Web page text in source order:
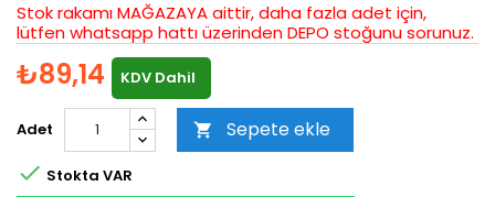
Stok rakamı MAĞAZAYA aittir, daha fazla adet için,
lütfen whatsapp hattı üzerinden DEPO stoğunu sorunuz.
₺89,14 KDV Dahil
Adet  Sepete ekle
 Stokta VAR